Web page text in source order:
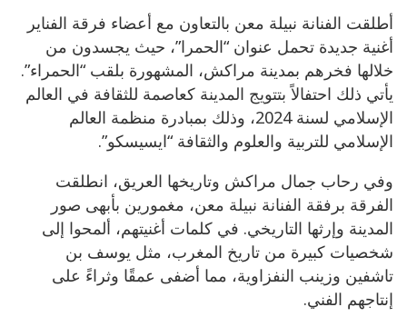
أطلقت الفنانة نبيلة معن بالتعاون مع أعضاء فرقة الفناير
أغنية جديدة تحمل عنوان “الحمرا”، حيث يجسدون من
خلالها فخرهم بمدينة مراكش، المشهورة بلقب “الحمراء”.
يأتي ذلك احتفالاً بتتويج المدينة كعاصمة للثقافة في العالم
الإسلامي لسنة 2024، وذلك بمبادرة منظمة العالم
الإسلامي للتربية والعلوم والثقافة “ايسيسكو”.
وفي رحاب جمال مراكش وتاريخها العريق، انطلقت
الفرقة برفقة الفنانة نبيلة معن، مغمورين بأبهى صور
المدينة وإرثها التاريخي. في كلمات أغنيتهم، ألمحوا إلى
شخصيات كبيرة من تاريخ المغرب، مثل يوسف بن
تاشفين وزينب النفزاوية، مما أضفى عمقًا وثراءً على
إنتاجهم الفني.